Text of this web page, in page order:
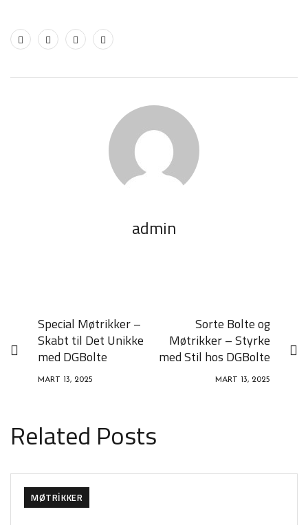
admin
Special Møtrikker –
Skabt til Det Unikke
med DGBolte
MART 13, 2025
Sorte Bolte og
Møtrikker – Styrke
med Stil hos DGBolte
MART 13, 2025
Related Posts
MØTRIKKER